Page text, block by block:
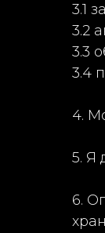
3.1
3.2
3.3
3.4
4.
5. Я
6.